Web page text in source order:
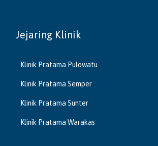
Jejaring Klinik
Klinik Pratama Pulowatu
Klinik Pratama Semper
Klinik Pratama Sunter
Klinik Pratama Warakas